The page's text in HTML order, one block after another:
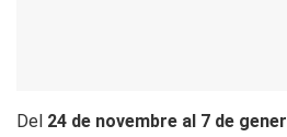
Del 24 de novembre al 7 de gener